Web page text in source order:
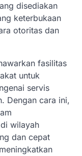
disediakan
keterbukaan
otoritas dan
fasilitas
untuk
servis
Dengan cara ini,
wilayah
dan cepat